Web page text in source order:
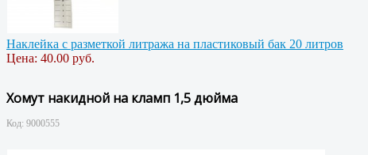
Наклейка с разметкой литража на пластиковый бак 20 литров
Цена: 40.00 руб.
Хомут накидной на кламп 1,5 дюйма
Код: 9000555